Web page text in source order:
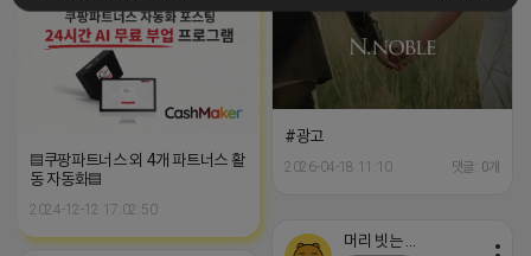
#광고
2026-04-18 11:10 댓글: 0개
▤쿠팡파트너스 외 4개 파트너스 활
동 자동화▤
2024-12-12 17:02:50